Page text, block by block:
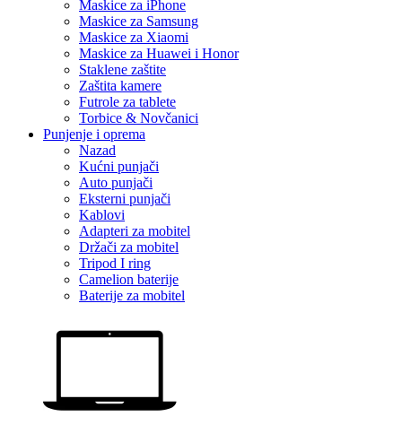
Maskice za iPhone
Maskice za Samsung
Maskice za Xiaomi
Maskice za Huawei i Honor
Staklene zaštite
Zaštita kamere
Futrole za tablete
Torbice & Novčanici
Punjenje i oprema
Nazad
Kućni punjači
Auto punjači
Eksterni punjači
Kablovi
Adapteri za mobitel
Držači za mobitel
Tripod I ring
Camelion baterije
Baterije za mobitel